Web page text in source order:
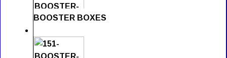
BOOSTER BOXES